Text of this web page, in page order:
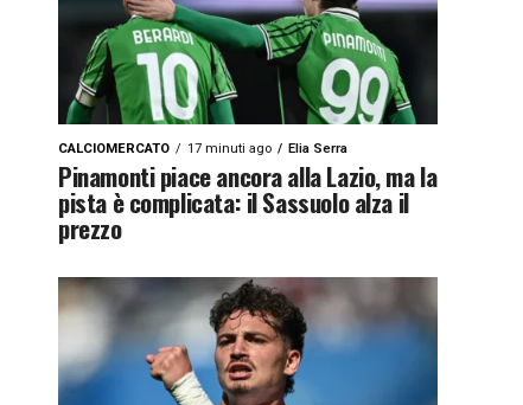
CALCIOMERCATO 17 minuti ago Elia Serra
Pinamonti piace ancora alla Lazio, ma la
pista è complicata: il Sassuolo alza il
prezzo